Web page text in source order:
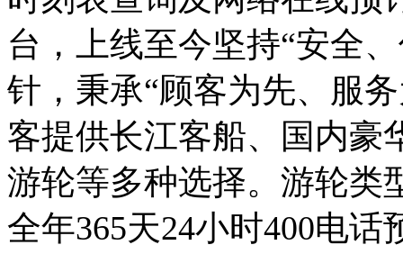
台，上线至今坚持“安全
针，秉承“顾客为先、服
客提供长江客船、国内豪
游轮等多种选择。游轮类
全年365天24小时400电